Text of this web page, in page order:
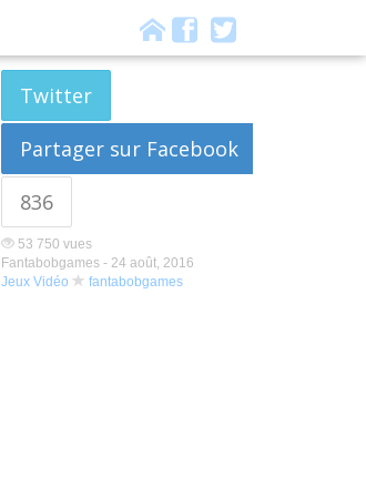
Twitter
Partager sur Facebook
836
53 750 vues
Fantabobgames - 24 août, 2016
Jeux Vidéo
fantabobgames